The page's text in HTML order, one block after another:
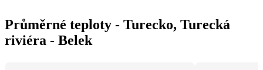
Průměrné teploty - Turecko, Turecká
riviéra - Belek